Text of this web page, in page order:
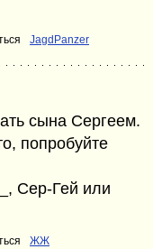
JagdPanzer
сына Сергеем.
попробуйте
Сер-Гей или
ЖЖ